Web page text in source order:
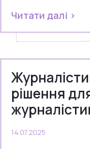
Читати далі >
рішення
14.07.2025